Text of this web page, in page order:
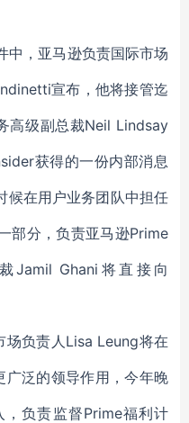
中，亚马逊负责国际市场
宣布，他将接管迄
高级副总裁Neil Lindsay
获得的一份内部消息
候在用户业务团队中担任
部分，负责亚马逊Prime
Jamil Ghani将直接向
场负责人Lisa Leung将在
泛的领导作用，今年晚
负责监督Prime福利计